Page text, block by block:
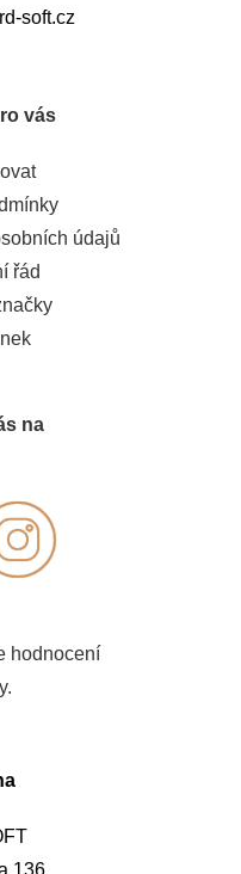
soft.cz
vás
údajů
řád
na
hodnocení